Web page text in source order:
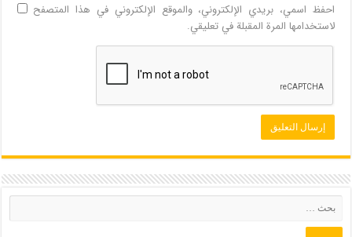
احفظ اسمي، بريدي الإلكتروني، والموقع الإلكتروني في هذا المتصفح
لاستخدامها المرة المقبلة في تعليقي.